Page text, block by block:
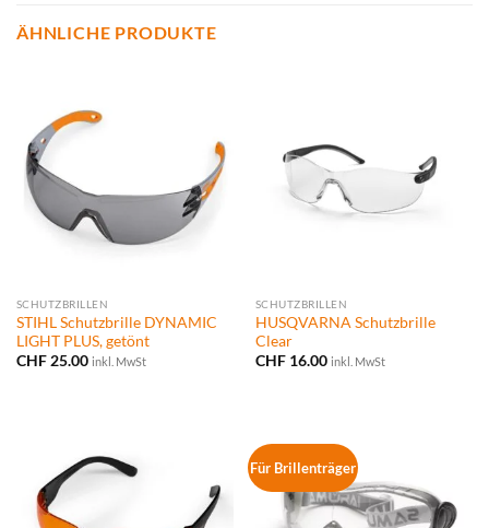
ÄHNLICHE PRODUKTE
SCHUTZBRILLEN
STIHL Schutzbrille DYNAMIC
LIGHT PLUS, getönt
CHF25.00 inkl. MwSt
SCHUTZBRILLEN
HUSQVARNA Schutzbrille
Clear
CHF16.00 inkl. MwSt
Für Brillenträger